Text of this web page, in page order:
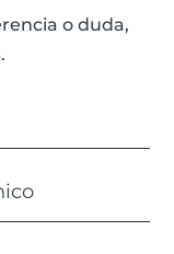
o duda,